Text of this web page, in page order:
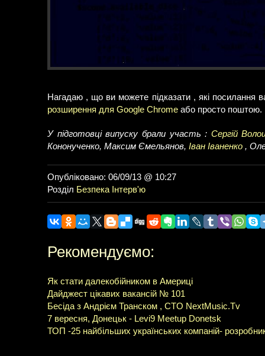
Нагадаю , що ви можете підказати , які посилання
розширення для Google Chrome або просто поштою.
У підготовці випуску брали участь : Сергій
Кононученко, Максим Ємельянов, Іван Іваненко ,
Опубліковано: 06/09/13 @ 10:27
Розділ Безпека Інтерв'ю
Рекомендуємо:
Як стати далекобійником в Америці
Дайджест цікавих вакансій № 101
Бесіда з Андрієм Транском , CTO NextMusic.Tv
7 вересня, Донецьк - Levi9 Meetup Donetsk
ТОП -25 найбільших українських компаній-